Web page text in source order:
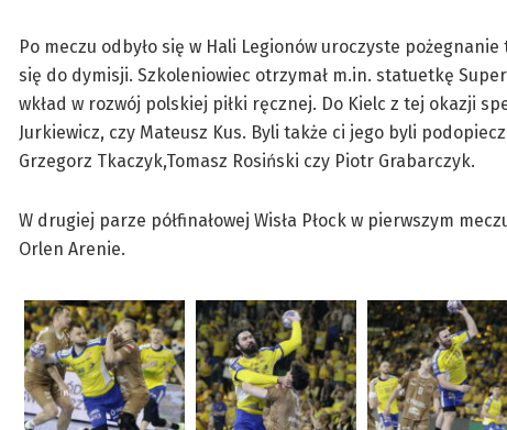
Po meczu odbyło się w Hali Legionów uroczyste
się do dymisji. Szkoleniowiec otrzymał m.in. statuetkę
wkład w rozwój polskiej piłki ręcznej. Do Kielc z tej okazji
Jurkiewicz, czy Mateusz Kus. Byli także ci jego byli
Grzegorz Tkaczyk,Tomasz Rosiński czy Piotr Grabarczyk.
W drugiej parze półfinałowej Wisła Płock w pierwszym
Orlen Arenie.